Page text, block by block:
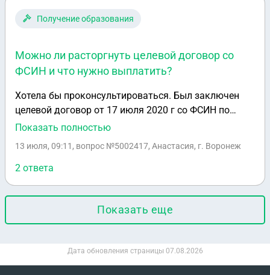
Получение образования
Можно ли расторгнуть целевой договор со
ФСИН и что нужно выплатить?
Хотела бы проконсультироваться. Был заключен
целевой договор от 17 июля 2020 г со ФСИН по
поводу обучения в мед. университете и отработке в
" Настоящий договор не может быть расторгнут по
соглашению сторон". И исходя из этого есть
вопросы: можно ли расторгнуть договор, если да, то
надо будет выплатить меры социальной поддержки
(стипендию) или всю сумму за обучение. В договоре
указано только предоставление ежегодных мед.
Заранее спасибо за ответ.
Показать полностью
13 июля, 09:11 , вопрос №5002417, Анастасия, г. Воронеж
2 ответа
Показать еще
Дата обновления страницы 07.08.2026